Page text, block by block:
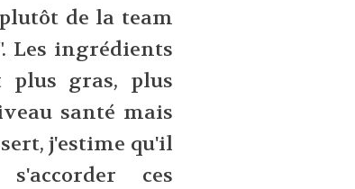
de la team
Les ingrédients
plus gras, plus
santé mais
j'estime qu'il
ces